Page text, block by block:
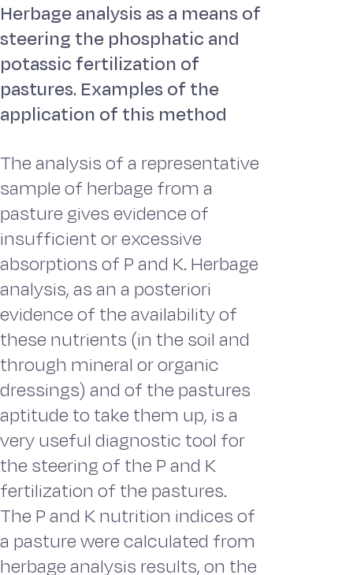
Herbage analysis as a means of
steering the phosphatic and
potassic fertilization of
pastures. Examples of the
application of this method
The analysis of a representative
sample of herbage from a
pasture gives evidence of
insufficient or excessive
absorptions of P and K. Herbage
analysis, as an a posteriori
evidence of the availability of
these nutrients (in the soil and
through mineral or organic
dressings) and of the pastures
aptitude to take them up, is a
very useful diagnostic tool for
the steering of the P and K
fertilization of the pastures.
The P and K nutrition indices of
a pasture were calculated from
herbage analysis results, on the